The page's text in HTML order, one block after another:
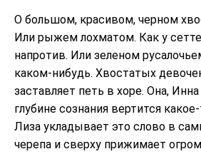
О большом, красивом, черном
Или рыжем лохматом. Как у
напротив. Или зеленом
каком-нибудь. Хвостатых
заставляет петь в хоре. Она,
глубине сознания вертится
Лиза укладывает это слово в
черепа и сверху прижимает